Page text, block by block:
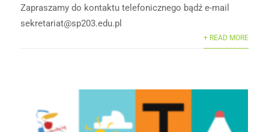
Zapraszamy do kontaktu telefonicznego bądź e-mail
sekretariat@sp203.edu.pl
+ READ MORE